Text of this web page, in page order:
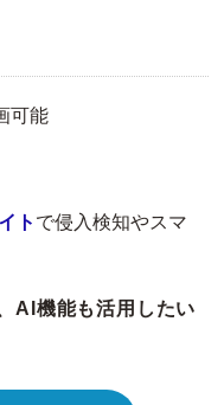
可能
ト で侵入検知やスマ
AI機能も活用したい